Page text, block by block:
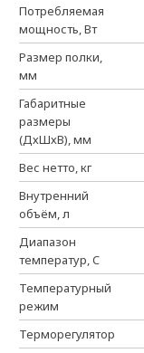
Потребляемая
мощность, Вт
Размер полки,
мм
Габаритные
размеры
(ДхШхВ), мм
Вес нетто, кг
Внутренний
объём, л
Диапазон
температур, C
Температурный
режим
Терморегулятор